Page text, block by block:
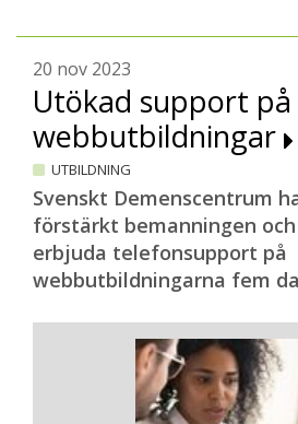
20 nov 2023
Utökad support på
webbutbildningar
UTBILDNING
Svenskt Demenscentrum
förstärkt bemanningen
erbjuda telefonsupport på
webbutbildningarna fem